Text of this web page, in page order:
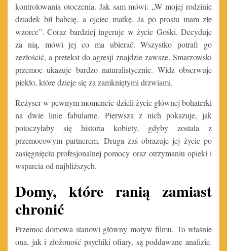
kontrolowania otoczenia. Jak sam mówi: „W mojej rodzinie
dziadek bił babcię, a ojciec matkę. Ja po prostu mam złe
wzorce”. Coraz bardziej ingeruje w życie Gośki. Decyduje
za nią, mówi jej co ma ubierać. Wszystko potrafi go
zezłościć, a pretekst do agresji znajdzie zawsze. Smarzowski
przemoc ukazuje bardzo naturalistycznie. Widz obserwuje
piekło, które dzieje się za zamkniętymi drzwiami.
Reżyser w pewnym momencie dzieli życie głównej bohaterki
na dwie linie fabularne. Pierwsza z nich pokazuje, jak
potoczyłaby się historia kobiety, gdyby została z
przemocowym partnerem. Druga zaś obrazuje jej życie po
zasięgnięciu profesjonalnej pomocy oraz otrzymaniu opieki i
wsparcia od najbliższych.
Domy, które ranią zamiast
chronić
Przemoc domowa stanowi główny motyw filmu. To właśnie
ona, jak i złożoność psychiki ofiary, są poddawane analizie.